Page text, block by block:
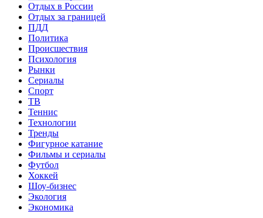
Отдых в России
Отдых за границей
ПДД
Политика
Происшествия
Психология
Рынки
Сериалы
Спорт
ТВ
Теннис
Технологии
Тренды
Фигурное катание
Фильмы и сериалы
Футбол
Хоккей
Шоу-бизнес
Экология
Экономика